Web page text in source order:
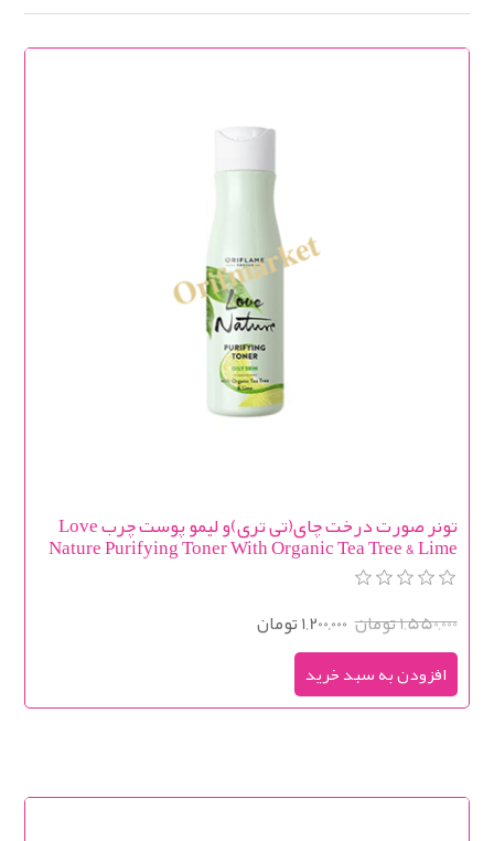
تونر صورت درخت چای(تی تری)و لیمو پوست چرب Love
Nature Purifying Toner With Organic Tea Tree & Lime
1,550,000 تومان 1,200,000 تومان